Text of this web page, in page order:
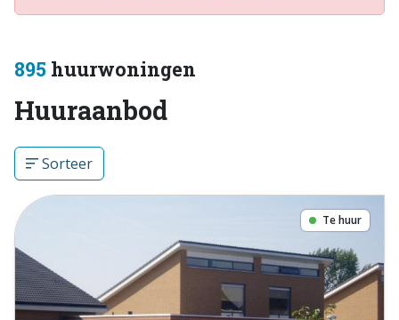
895 huurwoningen
Huuraanbod
Sorteer
Te huur